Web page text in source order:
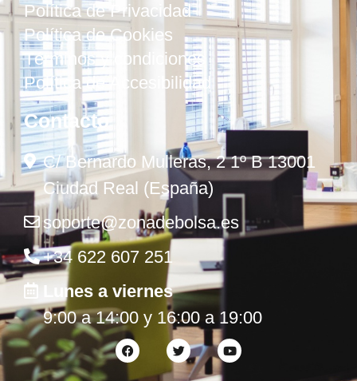
Política de Privacidad
Política de Cookies
Términos y condiciones
Política de Accesibilidad
Contacto
C/ Bernardo Mulleras, 2 1º B 13001
Ciudad Real (España)
soporte@zonadebolsa.es
+34 622 607 251
Lunes a viernes
9:00 a 14:00 y 16:00 a 19:00